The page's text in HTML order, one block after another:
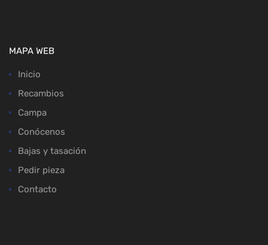
MAPA WEB
Inicio
Recambios
Campa
Conócenos
Bajas y tasación
Pedir pieza
Contacto